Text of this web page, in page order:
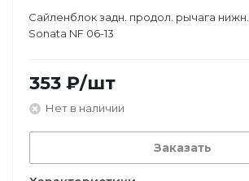
Сайленблок задн. продол. рычага
Sonata NF 06-13
353 ₽/шт
Нет в наличии
Заказать